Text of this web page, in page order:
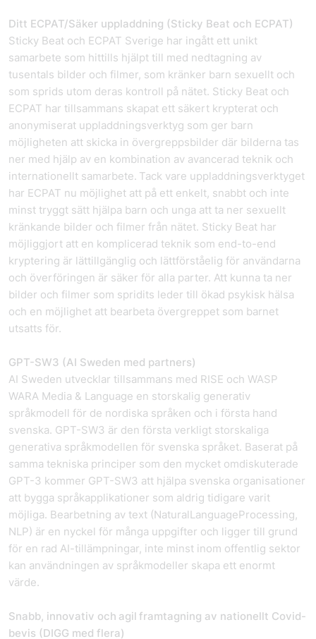
Ditt ECPAT/Säker uppladdning (Sticky Beat och ECPAT)
Sticky Beat och ECPAT Sverige har ingått ett unikt
samarbete som hittills hjälpt till med nedtagning av
tusentals bilder och filmer, som kränker barn sexuellt och
som sprids utom deras kontroll på nätet. Sticky Beat och
ECPAT har tillsammans skapat ett säkert krypterat och
anonymiserat uppladdningsverktyg som ger barn
möjligheten att skicka in övergreppsbilder där bilderna tas
ner med hjälp av en kombination av avancerad teknik och
internationellt samarbete. Tack vare uppladdningsverktyget
har ECPAT nu möjlighet att på ett enkelt, snabbt och inte
minst tryggt sätt hjälpa barn och unga att ta ner sexuellt
kränkande bilder och filmer från nätet. Sticky Beat har
möjliggjort att en komplicerad teknik som end-to-end
kryptering är lättillgänglig och lättförståelig för användarna
och överföringen är säker för alla parter. Att kunna ta ner
bilder och filmer som spridits leder till ökad psykisk hälsa
och en möjlighet att bearbeta övergreppet som barnet
utsatts för.
GPT-SW3 (AI Sweden med partners)
AI Sweden utvecklar tillsammans med RISE och WASP
WARA Media & Language en storskalig generativ
språkmodell för de nordiska språken och i första hand
svenska. GPT-SW3 är den första verkligt storskaliga
generativa språkmodellen för svenska språket. Baserat på
samma tekniska principer som den mycket omdiskuterade
GPT-3 kommer GPT-SW3 att hjälpa svenska organisationer
att bygga språkapplikationer som aldrig tidigare varit
möjliga. Bearbetning av text (NaturalLanguageProcessing,
NLP) är en nyckel för många uppgifter och ligger till grund
för en rad AI-tillämpningar, inte minst inom offentlig sektor
kan användningen av språkmodeller skapa ett enormt
värde.
Snabb, innovativ och agil framtagning av nationellt Covid-
bevis (DIGG med flera)